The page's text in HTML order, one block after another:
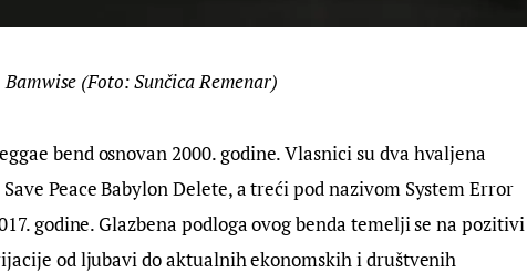
Bamwise (Foto: Sunčica Remenar)
bend osnovan 2000. godine. Vlasnici su dva hvaljena
Peace Babylon Delete, a treći pod nazivom System Error
godine. Glazbena podloga ovog benda temelji se na pozitivi
od ljubavi do aktualnih ekonomskih i društvenih